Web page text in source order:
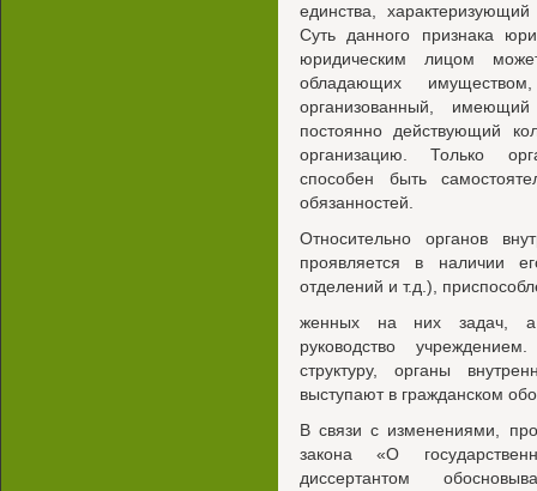
единства,
Суть данного признака
юридическим лицом
обладающих
организованный,
постоянно действующий
организацию. Только
способен быть
обязанностей.
Относительно органов
проявляется в наличии
отделений и т.д.),
женных на них задач, а
руководство
структуру, органы
выступают в гражданском
В связи с изменениями,
закона «О
диссертантом